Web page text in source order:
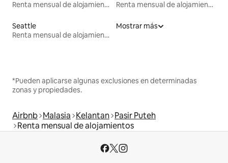
Renta mensual de alojamientos
Renta mensual de alojamientos
Seattle
Renta mensual de alojamientos
Mostrar más
*Pueden aplicarse algunas exclusiones en determinadas
zonas y propiedades.
Airbnb Malasia Kelantan Pasir Puteh
Renta mensual de alojamientos